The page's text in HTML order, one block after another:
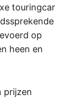
touringcar
op
heen en
prijzen